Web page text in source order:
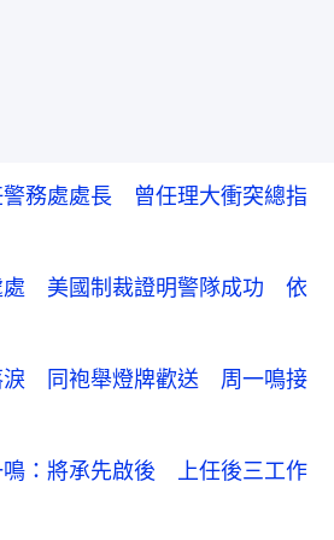
警務處處長 曾任理大衝突總指
處 美國制裁證明警隊成功 依
淚 同袍舉燈牌歡送 周一鳴接
鳴：將承先啟後 上任後三工作